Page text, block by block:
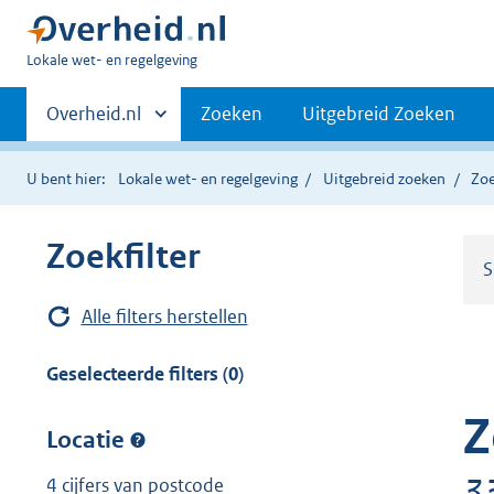
U
hier:
Lokale wet- en regelgeving
Primaire
navigatie
Andere
sites
binnen
Overheid.nl Zoeken Uitgebreid Zoeken
U bent hier: Lokale wet- en regelgeving Uitgebreid zoeken
Zoekfilter
Alle filters herstellen
Geselecteerde filters (0)
Locatie
4 cijfers van postcode